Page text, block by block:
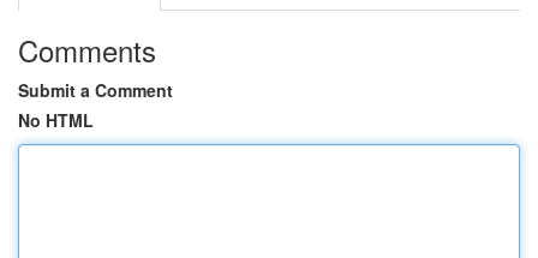
Comments
Submit a Comment
No HTML